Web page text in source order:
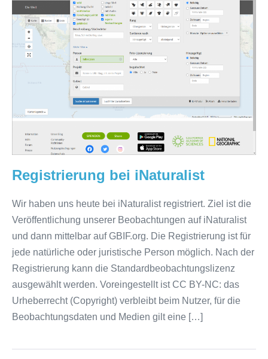
Registrierung bei iNaturalist
Wir haben uns heute bei iNaturalist registriert. Ziel ist die
Veröffentlichung unserer Beobachtungen auf iNaturalist
und dann mittelbar auf GBIF.org. Die Registrierung ist für
jede natürliche oder juristische Person möglich. Nach der
Registrierung kann die Standardbeobachtungslizenz
ausgewählt werden. Voreingestellt ist CC BY-NC: das
Urheberrecht (Copyright) verbleibt beim Nutzer, für die
Beobachtungsdaten und Medien gilt eine […]